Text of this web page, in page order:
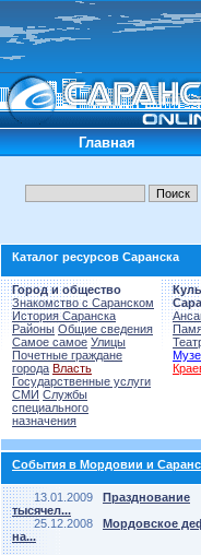
Главная
Каталог ресурсов Саранска
Город и общество
Знакомство с Саранском
История Саранска
Районы Общие сведения
Самое самое Улицы
Почетные граждане
города Власть
Государственные услуги
СМИ Службы
специального
назначения
События в Мордовии и
13.01.2009
Празднование
тысячел...
25.12.2008
Мордовское
на...